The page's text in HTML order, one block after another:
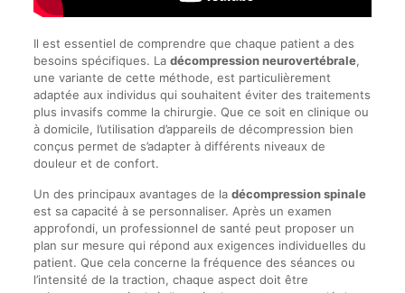
Il est essentiel de comprendre que chaque patient a des
besoins spécifiques. La décompression neurovertébrale,
une variante de cette méthode, est particulièrement
adaptée aux individus qui souhaitent éviter des traitements
plus invasifs comme la chirurgie. Que ce soit en clinique ou
à domicile, l’utilisation d’appareils de décompression bien
conçus permet de s’adapter à différents niveaux de
douleur et de confort.
Un des principaux avantages de la décompression spinale
est sa capacité à se personnaliser. Après un examen
approfondi, un professionnel de santé peut proposer un
plan sur mesure qui répond aux exigences individuelles du
patient. Que cela concerne la fréquence des séances ou
l’intensité de la traction, chaque aspect doit être